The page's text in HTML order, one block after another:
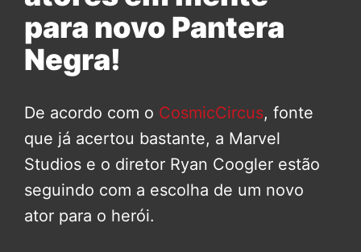
para novo Pantera
Negra!
De acordo com o CosmicCircus, fonte
que já acertou bastante, a Marvel
Studios e o diretor Ryan Coogler estão
seguindo com a escolha de um novo
ator para o herói.